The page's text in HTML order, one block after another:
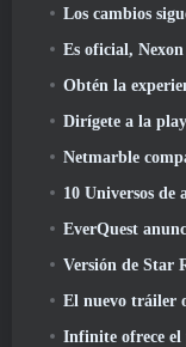
Los cambios siguen
Es oficial, Nexon
Obtén la experiencia
Dirígete a la
Netmarble comparte más detalles
10 Universos de
EverQuest anuncia la fecha
Versión de Star
El nuevo tráiler
Infinite ofrece el primer